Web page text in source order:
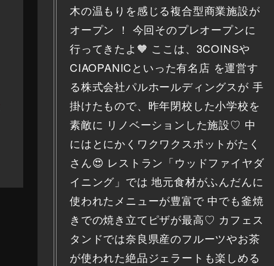
木の温もりを感じる複合型商業施設が
オープン ！ 今回そのプレオープンに
行ってきたよ🧡 ここは、3COINSや
CIAOPANICといった有名店 を運営す
る株式会社パルホールディングスが 手
掛けたもので、昨年閉校した小学校を
素敵に リノベーションした施設♡ 中
にはとにかくワクワクスポットがたく
さん😍 レストラン「ウッドファイヤダ
イニング」では 地元食材がふんだんに
使われたメニューが豊富で 中でも釜焼
きでの焼き立てピザが最高♡ カフェス
タンドでは奈良県産のフルーツやお茶
が使われた絶品ジェラートも楽しめる